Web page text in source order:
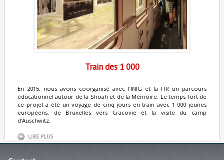
Train des 1 000
En 2015, nous avons coorganisé avec l’INIG et la FIR un parcours
éducationnel autour de la Shoah et de la Mémoire. Le temps fort de
ce projet a été un voyage de cinq jours en train avec 1 000 jeunes
européens, de Bruxelles vers Cracovie et la visite du camp
d’Auschwitz.
LIRE PLUS